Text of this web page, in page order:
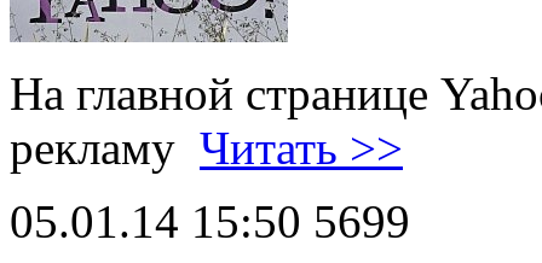
На главной странице
рекламу Читать >>
05.01.14 15:50 5699